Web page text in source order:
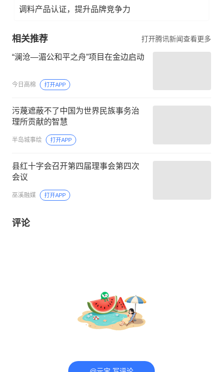
调料产品认证，提升品牌竞争力
相关推荐 打开腾讯新闻查看更多
“澜沧—湄公和平之舟”项目在金边启动
今日高棉 打开APP
污蔑遮蔽不了中国为世界民族事务治
理所贡献的智慧
半岛城事绘 打开APP
县红十字会召开第四届理事会第四次
会议
巫溪融媒 打开APP
评论